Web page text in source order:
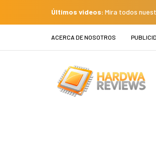
Últimos videos: Mira todos
ACERCA DE NOSOTROS